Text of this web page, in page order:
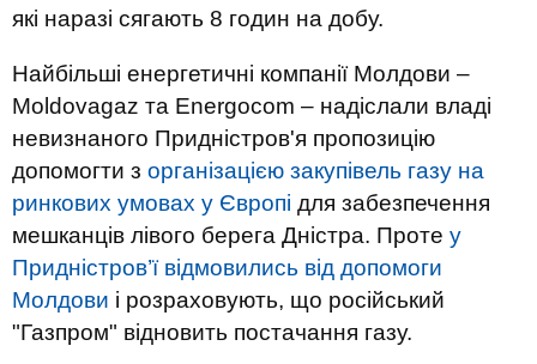
які наразі сягають 8 годин на добу.
Найбільші енергетичні компанії Молдови –
Moldovagaz та Energocom – надіслали владі
невизнаного Придністров'я пропозицію
допомогти з організацією закупівель газу на
ринкових умовах у Європі для забезпечення
мешканців лівого берега Дністра. Проте у
Придністров’ї відмовились від допомоги
Молдови і розраховують, що російський
"Газпром" відновить постачання газу.